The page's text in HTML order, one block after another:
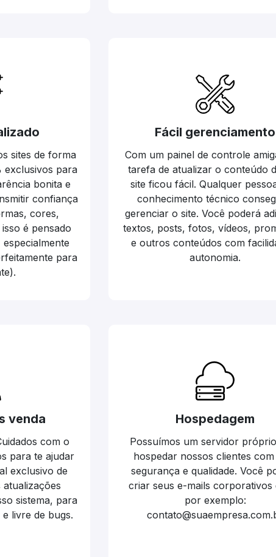
sites de forma
exclusivos para
bonita e
confiança
cores,
é pensado
para
Fácil gerenciamento
Com um painel de controle
tarefa de atualizar o conteúdo
site ficou fácil. Qualquer
conhecimento técnico
gerenciar o site. Você poderá
textos, posts, fotos, vídeos,
e outros conteúdos com
autonomia.
venda
com o
para te ajudar
exclusivo de
sistema, para
livre de bugs.
Hospedagem
Possuímos um servidor
hospedar nossos clientes
segurança e qualidade. Você
criar seus e-mails corporativos
por exemplo: